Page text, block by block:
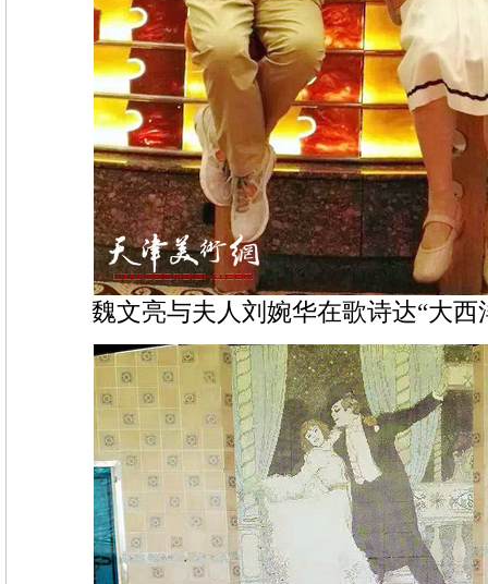
魏文亮与夫人刘婉华在歌诗达“大西